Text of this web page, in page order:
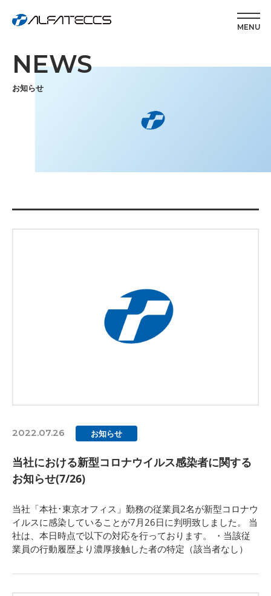
MENU
NEWS
お知らせ
2022.07.26 お知らせ
当社における新型コロナウイルス感染者に関する
お知らせ(7/26)
当社「本社･東京オフィス」勤務の従業員2名が新型コロナウ
イルスに感染していることが7月26日に判明致しました。 当
社は、本日時点で以下の対応を行っております。 ・当該従
業員の行動履歴より濃厚接触した者の特定（該当者なし）